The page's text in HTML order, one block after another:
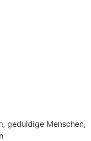
geduldige Menschen,